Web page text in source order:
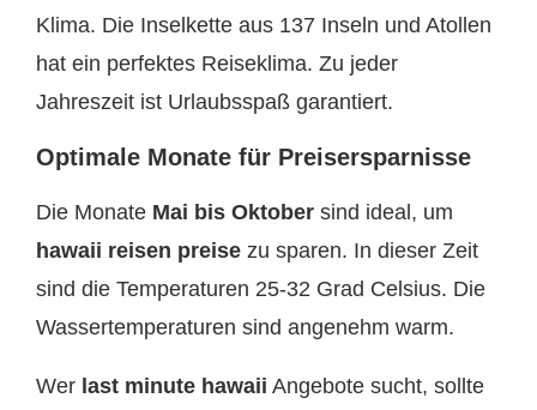
Klima. Die Inselkette aus 137 Inseln und Atollen
hat ein perfektes Reiseklima. Zu jeder
Jahreszeit ist Urlaubsspaß garantiert.
Optimale Monate für Preisersparnisse
Die Monate Mai bis Oktober sind ideal, um
hawaii reisen preise zu sparen. In dieser Zeit
sind die Temperaturen 25-32 Grad Celsius. Die
Wassertemperaturen sind angenehm warm.
Wer last minute hawaii Angebote sucht, sollte